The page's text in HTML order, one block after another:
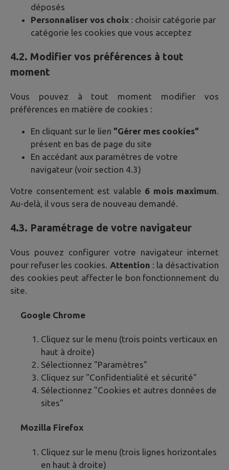
déposés
Personnaliser vos choix : choisir catégorie par
catégorie les cookies que vous acceptez
4.2. Modifier vos préférences à tout
moment
Vous pouvez à tout moment modifier vos
préférences en matière de cookies :
En cliquant sur le lien "Gérer mes cookies"
présent en bas de page du site
En accédant aux paramètres de votre
navigateur (voir section 4.3)
Votre consentement est valable 6 mois maximum
Au-delà, il vous sera de nouveau demandé.
4.3. Paramétrage de votre navigateur
Vous pouvez configurer votre navigateur internet
pour refuser les cookies. Attention : la désactivation
des cookies peut affecter le bon fonctionnement du
site.
Google Chrome
Cliquez sur le menu (trois points verticaux en
haut à droite)
Sélectionnez "Paramètres"
Cliquez sur "Confidentialité et sécurité"
Sélectionnez "Cookies et autres données de
sites"
Mozilla Firefox
Cliquez sur le menu (trois lignes horizontales
en haut à droite)